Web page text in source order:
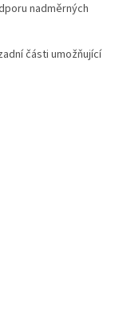
nadměrných
části umožňující